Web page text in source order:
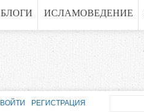
БЛОГИ ИСЛАМОВЕДЕНИЕ
ВОЙТИ РЕГИСТРАЦИЯ